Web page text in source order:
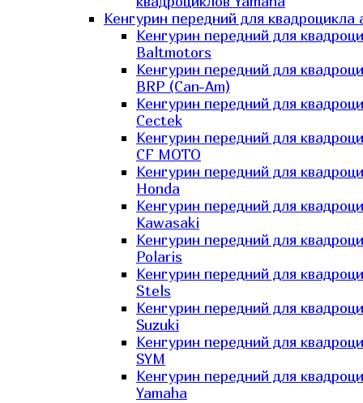
Кенгурин передний для квадроцикла
Кенгурин передний для
Baltmotors
Кенгурин передний для
BRP (Can-Am)
Кенгурин передний для
Cectek
Кенгурин передний для
CF MOTO
Кенгурин передний для
Honda
Кенгурин передний для
Kawasaki
Кенгурин передний для
Polaris
Кенгурин передний для
Stels
Кенгурин передний для
Suzuki
Кенгурин передний для
SYM
Кенгурин передний для
Yamaha